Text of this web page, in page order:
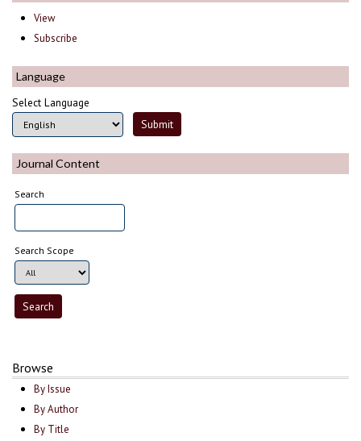
View
Subscribe
Language
Select Language
Journal Content
Search
Search Scope
Browse
By Issue
By Author
By Title